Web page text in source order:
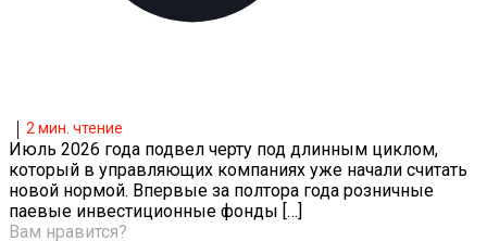
2 мин. чтение
Июль 2026 года подвел черту под длинным циклом,
который в управляющих компаниях уже начали считать
новой нормой. Впервые за полтора года розничные
паевые инвестиционные фонды […]
Вам нравится?